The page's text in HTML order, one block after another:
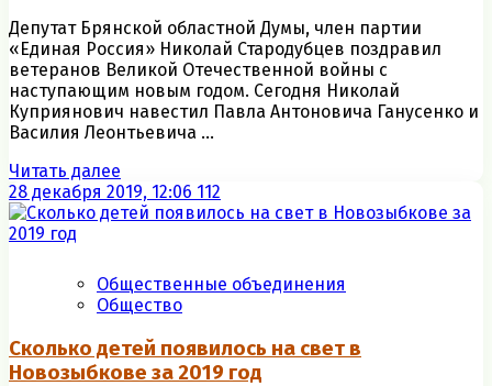
Депутат Брянской областной Думы, член партии
«Единая Россия» Николай Стародубцев поздравил
ветеранов Великой Отечественной войны с
наступающим новым годом. Сегодня Николай
Куприянович навестил Павла Антоновича Ганусенко и
Василия Леонтьевича ...
Читать далее
28 декабря 2019, 12:06 112
Общественные объединения
Общество
Сколько детей появилось на свет в
Новозыбкове за 2019 год